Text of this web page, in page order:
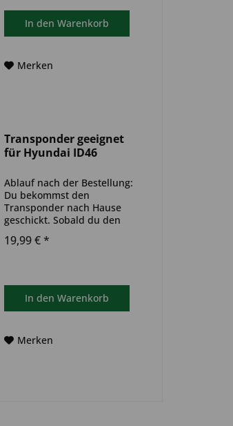
geeignet. Bitte achten Sie
darauf, dass sich das
In den Warenkorb
Merken
Transponder geeignet
für Hyundai ID46
Ablauf nach der Bestellung:
Du bekommst den
Transponder nach Hause
geschickt. Sobald du den
dieser in deinen
codiert werden. Du kannst
dazu einen Termin bei...
19,99 € *
In den Warenkorb
Merken